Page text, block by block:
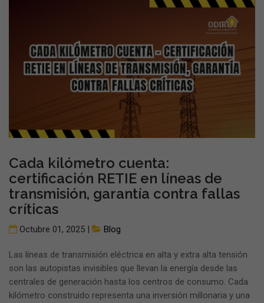
Cada kilómetro cuenta:
certificación RETIE en líneas de
transmisión, garantía contra fallas
críticas
Octubre 01, 2025 | Blog
Las líneas de transmisión eléctrica en alta y extra alta tensión
son las autopistas invisibles que llevan la energía desde las
centrales de generación hasta los centros de consumo. Cada
kilómetro construido representa una inversión millonaria y una